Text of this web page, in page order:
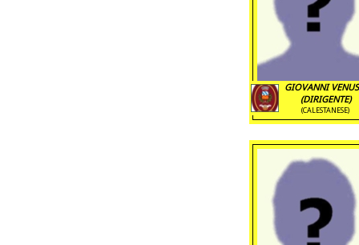
GIOVANNI
(DIRIGENTE)
(CALESTANESE)